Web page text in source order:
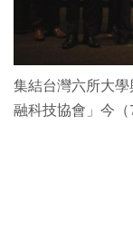
集結台灣六所大
融科技協會」今（